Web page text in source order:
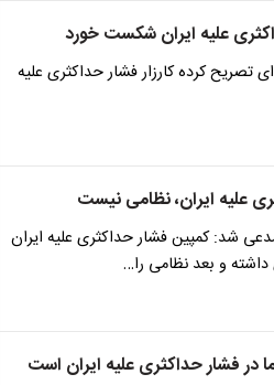
علیه ایران شکست خورد
تصریح کرده کارزار فشار حداکثری علیه
علیه ایران، نظامی نیست
شد: کمپین فشار حداکثری علیه ایران
داشته و بعد نظامی را…
در فشار حداکثری علیه ایران است